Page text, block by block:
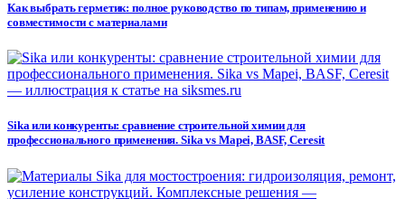
Как выбрать герметик: полное руководство по типам, применению и
совместимости с материалами
Sika или конкуренты: сравнение строительной химии для
профессионального применения. Sika vs Mapei, BASF, Ceresit